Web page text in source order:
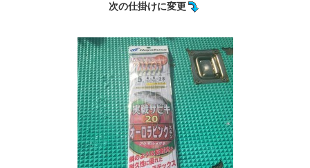
次の仕掛けに変更